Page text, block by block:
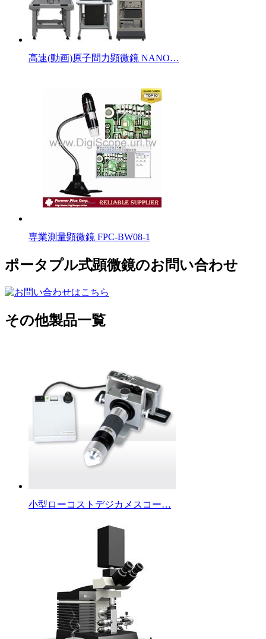
高速(動画)原子間力顕微鏡 NANO…
専業測量顕微鏡 FPC-BW08-1
ポータプル式顕微鏡のお問い合わせ
その他製品一覧
小型ローコストデジカメスコー…